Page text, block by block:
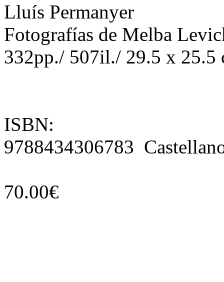
Lluís Permanyer
Fotografías de Melba
332pp./ 507il./ 29.5 x 25.5
ISBN:
9788434306783
70.00€